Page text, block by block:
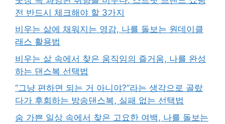
전 반드시 체크해야 할 3가지
비우는 삶에 채워지는 영감, 나를 돌보는 원데이클
래스 활용법
비우는 삶 속에서 찾은 움직임의 즐거움, 나를 완성
하는 댄스복 선택법
“그냥 편하면 되는 거 아니야?”라는 생각으로 골랐
다가 후회하는 방송댄스복, 실패 없는 선택법
숨 가쁜 일상 속에서 찾은 고요한 여백, 나를 돌보는